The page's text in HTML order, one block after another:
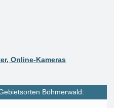
Online-Kameras
Böhmerwald: